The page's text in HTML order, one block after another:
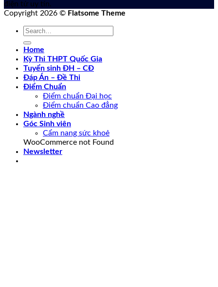
điện tử uy tín.
Copyright 2026 © Flatsome Theme
Home
Kỳ Thi THPT Quốc Gia
Tuyển sinh ĐH – CĐ
Đáp Án – Đề Thi
Điểm Chuẩn
Điểm chuẩn Đại học
Điểm chuẩn Cao đẳng
Ngành nghề
Góc Sinh viên
Cẩm nang sức khoẻ
WooCommerce not Found
Newsletter